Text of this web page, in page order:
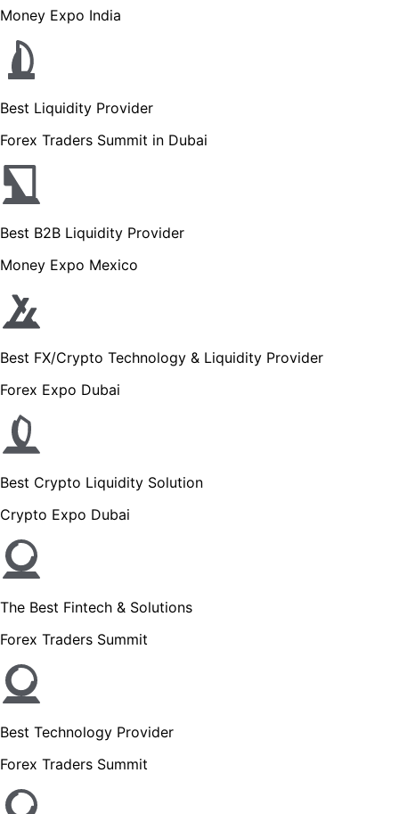
Money Expo India
Best Liquidity Provider
Forex Traders Summit in Dubai
Best B2B Liquidity Provider
Money Expo Mexico
Best FX/Crypto Technology & Liquidity Provider
Forex Expo Dubai
Best Crypto Liquidity Solution
Crypto Expo Dubai
The Best Fintech & Solutions
Forex Traders Summit
Best Technology Provider
Forex Traders Summit